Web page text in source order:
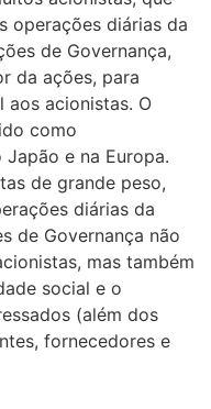
operações diárias da
de Governança,
da ações, para
acionistas. O
como
Japão e na Europa.
de grande peso,
diárias da
de Governança não
mas também
social e o
(além dos
fornecedores e